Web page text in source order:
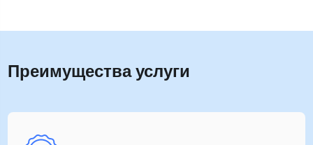
Преимущества услуги